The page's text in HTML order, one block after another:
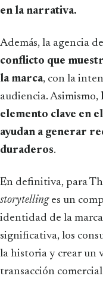
en la narrativa.
Además, la agencia
conflicto que
la marca, con la
audiencia. Asimismo,
elemento clave en el
ayudan a generar
duraderos.
En definitiva, para
storytellinges un
identidad de la
significativa, los
la historia y crear un
transacción